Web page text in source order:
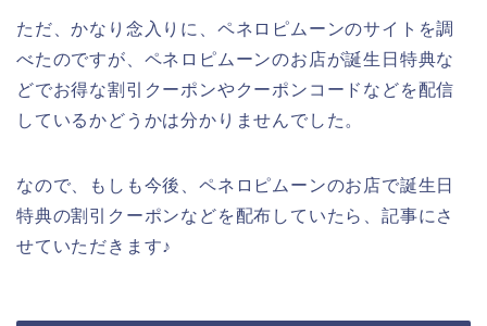
ただ、かなり念入りに、ペネロピムーンのサイトを調
べたのですが、ペネロピムーンのお店が誕生日特典な
どでお得な割引クーポンやクーポンコードなどを配信
しているかどうかは分かりませんでした。
なので、もしも今後、ペネロピムーンのお店で誕生日
特典の割引クーポンなどを配布していたら、記事にさ
せていただきます♪